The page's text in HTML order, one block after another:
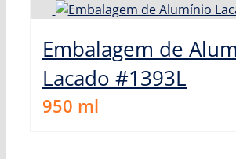
Embalagem de
Lacado #1393L
950 ml